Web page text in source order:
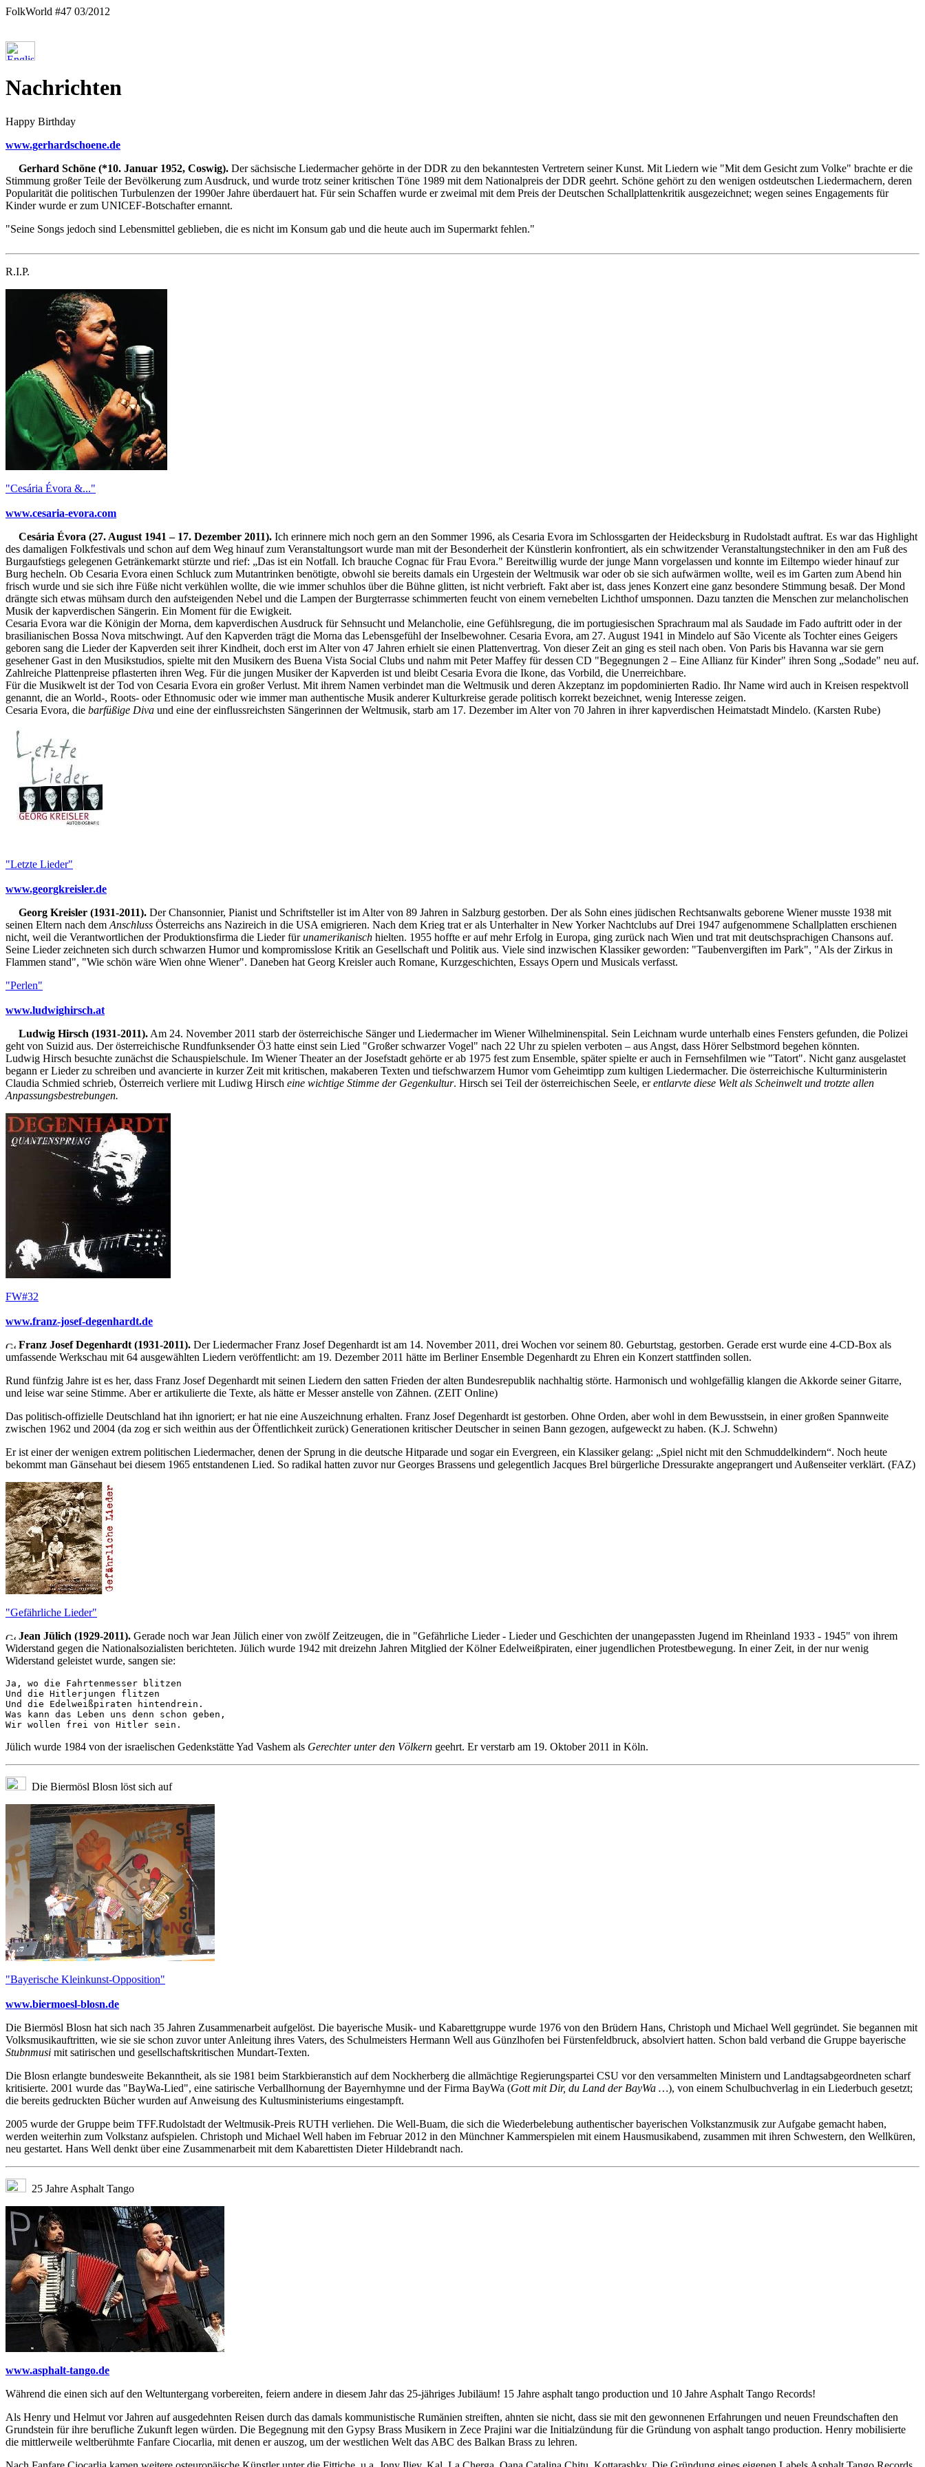
FolkWorld #47 03/2012
Nachrichten
Happy Birthday
www.gerhardschoene.de
Gerhard Schöne (*10. Januar 1952, Coswig). Der sächsische Liedermacher gehörte in der DDR zu den bekanntesten Vertretern seiner Kunst. Mit Liedern wie "Mit dem Gesicht zum Volke" brachte er die
Stimmung großer Teile der Bevölkerung zum Ausdruck, und wurde trotz seiner kritischen Töne 1989 mit dem Nationalpreis der DDR geehrt. Schöne gehört zu den wenigen ostdeutschen Liedermachern, deren
Popularität die politischen Turbulenzen der 1990er Jahre überdauert hat. Für sein Schaffen wurde er zweimal mit dem Preis der Deutschen Schallplattenkritik ausgezeichnet; wegen seines Engagements für
Kinder wurde er zum UNICEF-Botschafter ernannt.
"Seine Songs jedoch sind Lebensmittel geblieben, die es nicht im Konsum gab und die heute auch im Supermarkt fehlen."
R.I.P.
"Cesária Évora &..."
www.cesaria-evora.com
Cesária Évora (27. August 1941 – 17. Dezember 2011). Ich erinnere mich noch gern an den Sommer 1996, als Cesaria Evora im Schlossgarten der Heidecksburg in Rudolstadt auftrat. Es war das Highlight
des damaligen Folkfestivals und schon auf dem Weg hinauf zum Veranstaltungsort wurde man mit der Besonderheit der Künstlerin konfrontiert, als ein schwitzender Veranstaltungstechniker in den am Fuß des
Burgaufstiegs gelegenen Getränkemarkt stürzte und rief: „Das ist ein Notfall. Ich brauche Cognac für Frau Evora." Bereitwillig wurde der junge Mann vorgelassen und konnte im Eiltempo wieder hinauf zur
Burg hecheln. Ob Cesaria Evora einen Schluck zum Mutantrinken benötigte, obwohl sie bereits damals ein Urgestein der Weltmusik war oder ob sie sich aufwärmen wollte, weil es im Garten zum Abend hin
frisch wurde und sie sich ihre Füße nicht verkühlen wollte, die wie immer schuhlos über die Bühne glitten, ist nicht verbrieft. Fakt aber ist, dass jenes Konzert eine ganz besondere Stimmung besaß. Der Mond
drängte sich etwas mühsam durch den aufsteigenden Nebel und die Lampen der Burgterrasse schimmerten feucht von einem vernebelten Lichthof umsponnen. Dazu tanzten die Menschen zur melancholischen
Musik der kapverdischen Sängerin. Ein Moment für die Ewigkeit.
Cesaria Evora war die Königin der Morna, dem kapverdischen Ausdruck für Sehnsucht und Melancholie, eine Gefühlsregung, die im portugiesischen Sprachraum mal als Saudade im Fado auftritt oder in der
brasilianischen Bossa Nova mitschwingt. Auf den Kapverden trägt die Morna das Lebensgefühl der Inselbewohner. Cesaria Evora, am 27. August 1941 in Mindelo auf São Vicente als Tochter eines Geigers
geboren sang die Lieder der Kapverden seit ihrer Kindheit, doch erst im Alter von 47 Jahren erhielt sie einen Plattenvertrag. Von dieser Zeit an ging es steil nach oben. Von Paris bis Havanna war sie gern
gesehener Gast in den Musikstudios, spielte mit den Musikern des Buena Vista Social Clubs und nahm mit Peter Maffey für dessen CD "Begegnungen 2 – Eine Allianz für Kinder" ihren Song „Sodade" neu auf.
Zahlreiche Plattenpreise pflasterten ihren Weg. Für die jungen Musiker der Kapverden ist und bleibt Cesaria Evora die Ikone, das Vorbild, die Unerreichbare.
Für die Musikwelt ist der Tod von Cesaria Evora ein großer Verlust. Mit ihrem Namen verbindet man die Weltmusik und deren Akzeptanz im popdominierten Radio. Ihr Name wird auch in Kreisen respektvoll
genannt, die an World-, Roots- oder Ethnomusic oder wie immer man authentische Musik anderer Kulturkreise gerade politisch korrekt bezeichnet, wenig Interesse zeigen.
Cesaria Evora, die barfüßige Diva und eine der einflussreichsten Sängerinnen der Weltmusik, starb am 17. Dezember im Alter von 70 Jahren in ihrer kapverdischen Heimatstadt Mindelo. (Karsten Rube)
"Letzte Lieder"
www.georgkreisler.de
Georg Kreisler (1931-2011). Der Chansonnier, Pianist und Schriftsteller ist im Alter von 89 Jahren in Salzburg gestorben. Der als Sohn eines jüdischen Rechtsanwalts geborene Wiener musste 1938 mit
seinen Eltern nach dem Anschluss Österreichs ans Nazireich in die USA emigrieren. Nach dem Krieg trat er als Unterhalter in New Yorker Nachtclubs auf Drei 1947 aufgenommene Schallplatten erschienen
nicht, weil die Verantwortlichen der Produktionsfirma die Lieder fürunamerikanisch hielten. 1955 hoffte er auf mehr Erfolg in Europa, ging zurück nach Wien und trat mit deutschsprachigen Chansons auf.
Seine Lieder zeichneten sich durch schwarzen Humor und kompromisslose Kritik an Gesellschaft und Politik aus. Viele sind inzwischen Klassiker geworden: "Taubenvergiften im Park", "Als der Zirkus in
Flammen stand", "Wie schön wäre Wien ohne Wiener". Daneben hat Georg Kreisler auch Romane, Kurzgeschichten, Essays Opern und Musicals verfasst.
"Perlen"
www.ludwighirsch.at
Ludwig Hirsch (1931-2011). Am 24. November 2011 starb der österreichische Sänger und Liedermacher im Wiener Wilhelminenspital. Sein Leichnam wurde unterhalb eines Fensters gefunden, die Polizei
geht von Suizid aus. Der österreichische Rundfunksender Ö3 hatte einst sein Lied "Großer schwarzer Vogel" nach 22 Uhr zu spielen verboten – aus Angst, dass Hörer Selbstmord begehen könnten.
Ludwig Hirsch besuchte zunächst die Schauspielschule. Im Wiener Theater an der Josefstadt gehörte er ab 1975 fest zum Ensemble, später spielte er auch in Fernsehfilmen wie "Tatort". Nicht ganz ausgelastet
begann er Lieder zu schreiben und avancierte in kurzer Zeit mit kritischen, makaberen Texten und tiefschwarzem Humor vom Geheimtipp zum kultigen Liedermacher. Die österreichische Kulturministerin
Claudia Schmied schrieb, Österreich verliere mit Ludiwg Hirsch eine wichtige Stimme der Gegenkultur. Hirsch sei Teil der österreichischen Seele, erentlarvte diese Welt als Scheinwelt und trotzte allen
Anpassungsbestrebungen.
FW#32
www.franz-josef-degenhardt.de
Franz Josef Degenhardt (1931-2011). Der Liedermacher Franz Josef Degenhardt ist am 14. November 2011, drei Wochen vor seinem 80. Geburtstag, gestorben. Gerade erst wurde eine 4-CD-Box als
umfassende Werkschau mit 64 ausgewählten Liedern veröffentlicht: am 19. Dezember 2011 hätte im Berliner Ensemble Degenhardt zu Ehren ein Konzert stattfinden sollen.
Rund fünfzig Jahre ist es her, dass Franz Josef Degenhardt mit seinen Liedern den satten Frieden der alten Bundesrepublik nachhaltig störte. Harmonisch und wohlgefällig klangen die Akkorde seiner Gitarre,
und leise war seine Stimme. Aber er artikulierte die Texte, als hätte er Messer anstelle von Zähnen. (ZEIT Online)
Das politisch-offizielle Deutschland hat ihn ignoriert; er hat nie eine Auszeichnung erhalten. Franz Josef Degenhardt ist gestorben. Ohne Orden, aber wohl in dem Bewusstsein, in einer großen Spannweite
zwischen 1962 und 2004 (da zog er sich weithin aus der Öffentlichkeit zurück) Generationen kritischer Deutscher in seinen Bann gezogen, aufgeweckt zu haben. (K.J. Schwehn)
Er ist einer der wenigen extrem politischen Liedermacher, denen der Sprung in die deutsche Hitparade und sogar ein Evergreen, ein Klassiker gelang: „Spiel nicht mit den Schmuddelkindern“. Noch heute
bekommt man Gänsehaut bei diesem 1965 entstandenen Lied. So radikal hatten zuvor nur Georges Brassens und gelegentlich Jacques Brel bürgerliche Dressurakte angeprangert und Außenseiter verklärt. (FAZ)
"Gefährliche Lieder"
Jean Jülich (1929-2011). Gerade noch war Jean Jülich einer von zwölf Zeitzeugen, die in "Gefährliche Lieder - Lieder und Geschichten der unangepassten Jugend im Rheinland 1933 - 1945" von ihrem
Widerstand gegen die Nationalsozialisten berichteten. Jülich wurde 1942 mit dreizehn Jahren Mitglied der Kölner Edelweißpiraten, einer jugendlichen Protestbewegung. In einer Zeit, in der nur wenig
Widerstand geleistet wurde, sangen sie:
Ja, wo die Fahrtenmesser blitzen
Und die Hitlerjungen flitzen
Und die Edelweißpiraten hintendrein.
Was kann das Leben uns denn schon geben,
Jülich wurde 1984 von der israelischen Gedenkstätte Yad Vashem als Gerechter unter den Völkern geehrt. Er verstarb am 19. Oktober 2011 in Köln.
Die Biermösl Blosn löst sich auf
"Bayerische Kleinkunst-Opposition"
www.biermoesl-blosn.de
Die Biermösl Blosn hat sich nach 35 Jahren Zusammenarbeit aufgelöst. Die bayerische Musik- und Kabarettgruppe wurde 1976 von den Brüdern Hans, Christoph und Michael Well gegründet. Sie begannen mit
Volksmusikauftritten, wie sie sie schon zuvor unter Anleitung ihres Vaters, des Schulmeisters Hermann Well aus Günzlhofen bei Fürstenfeldbruck, absolviert hatten. Schon bald verband die Gruppe bayerische
Stubnmusi mit satirischen und gesellschaftskritischen Mundart-Texten.
Die Blosn erlangte bundesweite Bekanntheit, als sie 1981 beim Starkbieranstich auf dem Nockherberg die allmächtige Regierungspartei CSU vor den versammelten Ministern und Landtagsabgeordneten scharf
kritisierte. 2001 wurde das "BayWa-Lied", eine satirische Verballhornung der Bayernhymne und der Firma BayWa (Gott mit Dir, du Land der BayWa …), von einem Schulbuchverlag in ein Liederbuch gesetzt;
die bereits gedruckten Bücher wurden auf Anweisung des Kultusministeriums eingestampft.
2005 wurde der Gruppe beim TFF.Rudolstadt der Weltmusik-Preis RUTH verliehen. Die Well-Buam, die sich die Wiederbelebung authentischer bayerischen Volkstanzmusik zur Aufgabe gemacht haben,
werden weiterhin zum Volkstanz aufspielen. Christoph und Michael Well haben im Februar 2012 in den Münchner Kammerspielen mit einem Hausmusikabend, zusammen mit ihren Schwestern, den Wellküren,
neu gestartet. Hans Well denkt über eine Zusammenarbeit mit dem Kabarettisten Dieter Hildebrandt nach.
25 Jahre Asphalt Tango
www.asphalt-tango.de
Während die einen sich auf den Weltuntergang vorbereiten, feiern andere in diesem Jahr das 25-jähriges Jubiläum! 15 Jahre asphalt tango production und 10 Jahre Asphalt Tango Records!
Als Henry und Helmut vor Jahren auf ausgedehnten Reisen durch das damals kommunistische Rumänien streiften, ahnten sie nicht, dass sie mit den gewonnenen Erfahrungen und neuen Freundschaften den
Grundstein für ihre berufliche Zukunft legen würden. Die Begegnung mit den Gypsy Brass Musikern in Zece Prajini war die Initialzündung für die Gründung von asphalt tango production. Henry mobilisierte
die mittlerweile weltberühmte Fanfare Ciocarlia, mit denen er auszog, um der westlichen Welt das ABC des Balkan Brass zu lehren.